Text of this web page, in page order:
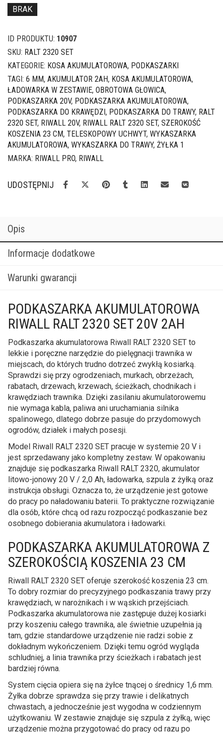
BRAK
ID PRODUKTU: 10907
SKU: RALT 2320 SET
KATEGORIE: KOSA AKUMULATOROWA, PODKASZARKI
TAGI: 6 MM, AKUMULATOR 2AH, KOSA AKUMULATOROWA,
ŁADOWARKA W ZESTAWIE, OBROTOWA GŁOWICA,
PODKASZARKA 20V, PODKASZARKA AKUMULATOROWA,
PODKASZARKA DO KRAWĘDZI, PODKASZARKA DO TRAWY, RALT
2320 SET, RIWALL 20V, RIWALL RALT 2320 SET, SZEROKOŚĆ
KOSZENIA 23 CM, TELESKOPOWY UCHWYT, WYKASZARKA
AKUMULATOROWA, WYKASZARKA DO TRAWY, ŻYŁKA 1
MARKA: RIWALL PRO, RIWALL
UDOSTĘPNIJ
Opis
Informacje dodatkowe
Warunki gwarancji
PODKASZARKA AKUMULATOROWA
RIWALL RALT 2320 SET 20V 2AH
Podkaszarka akumulatorowa Riwall RALT 2320 SET to
lekkie i poręczne narzędzie do pielęgnacji trawnika w
miejscach, do których trudno dotrzeć zwykłą kosiarką.
Sprawdzi się przy ogrodzeniach, murkach, obrzeżach,
rabatach, drzewach, krzewach, ścieżkach, chodnikach i
krawędziach trawnika. Dzięki zasilaniu akumulatorowemu
nie wymaga kabla, paliwa ani uruchamiania silnika
spalinowego, dlatego dobrze pasuje do przydomowych
ogrodów, działek i małych posesji.
Model Riwall RALT 2320 SET pracuje w systemie 20 V i
jest sprzedawany jako kompletny zestaw. W opakowaniu
znajduje się podkaszarka Riwall RALT 2320, akumulator
litowo-jonowy 20 V / 2,0 Ah, ładowarka, szpula z żyłką oraz
instrukcja obsługi. Oznacza to, że urządzenie jest gotowe
do pracy po naładowaniu baterii. To praktyczne rozwiązanie
dla osób, które chcą od razu rozpocząć podkaszanie bez
osobnego dobierania akumulatora i ładowarki.
PODKASZARKA AKUMULATOROWA Z
SZEROKOŚCIĄ KOSZENIA 23 CM
Riwall RALT 2320 SET oferuje szerokość koszenia 23 cm.
To dobry rozmiar do precyzyjnego podkaszania trawy przy
krawędziach, w narożnikach i w wąskich przejściach.
Podkaszarka akumulatorowa nie zastępuje dużej kosiarki
przy koszeniu całego trawnika, ale świetnie uzupełnia ją
tam, gdzie standardowe urządzenie nie radzi sobie z
dokładnym wykończeniem. Dzięki temu ogród wygląda
schludniej, a linia trawnika przy ścieżkach i rabatach jest
bardziej równa.
System cięcia opiera się na żyłce tnącej o średnicy 1,6 mm.
Żyłka dobrze sprawdza się przy trawie i delikatnych
chwastach, a jednocześnie jest wygodna w codziennym
użytkowaniu. W zestawie znajduje się szpula z żyłką, więc
urządzenie można przygotować do pracy od razu po